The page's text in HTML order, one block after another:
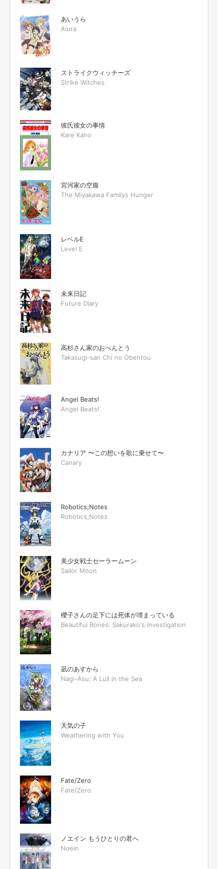
あいうら
Aiura
ストライクウィッチーズ
Strike Witches
彼氏彼女の事情
Kare Kano
宮河家の空腹
The Miyakawa Familys Hunger
レベルE
Level E
未来日記
Future Diary
高杉さん家のおべんとう
Takasugi-san Chi no Obentou
Angel Beats!
Angel Beats!
カナリア 〜この想いを歌に乗せて〜
Canary
Robotics;Notes
Robotics;Notes
美少女戦士セーラームーン
Sailor Moon
櫻子さんの足下には死体が埋まっている
Beautiful Bones: Sakurako's Investigation
凪のあすから
Nagi-Asu: A Lull in the Sea
天気の子
Weathering with You
Fate/Zero
Fate/Zero
ノエイン もうひとりの君へ
Noein